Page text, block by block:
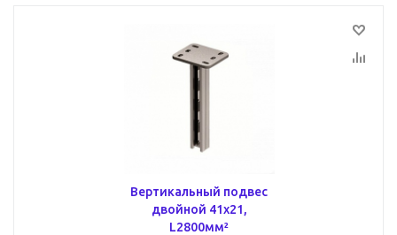
Вертикальный подвес
двойной 41х21,
L2800мм²